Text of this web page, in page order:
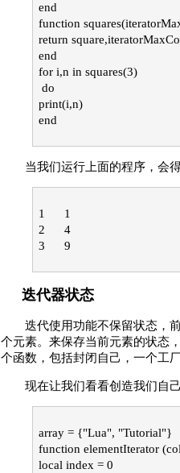
end
function
return
end
for i,n in squares(3)
do
print(i,n)
end
当我们运行上面的程序，会
1	1
2	4
3	9
迭代器状态
迭代使用功能不保留状态，
个元素。来保存当前元素的状态
个函数，包括封闭自己，一个工
现在让我们看看创造我们自
array = {"Lua", "Tutorial"}
function elementIterator
local index = 0